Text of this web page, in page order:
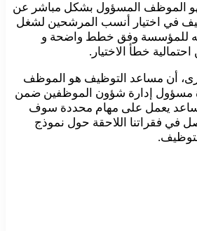
الموظف المسؤول بشكل مباشر عن
في اختيار أنسب المرشحين لشغل
للمؤسسة وفق خطط واضحة و
خطأ الاختيار.
أن مساعد التوظيف هو الموظف
مسؤول إدارة شؤون الموظفين ضمن
يعمل على مهام محددة سوف
في فقراتنا اللاحقة حول نموذج